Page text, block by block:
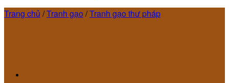
Trang chủ /Tranh gạo/Tranh gạo thư pháp